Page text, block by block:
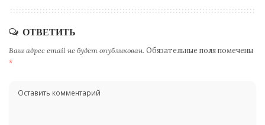
ОТВЕТИТЬ
Ваш адрес email не будет опубликован. Обязательные поля помечены
*